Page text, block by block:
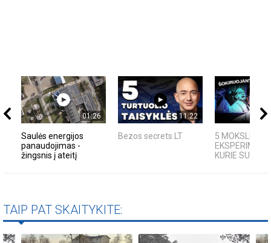
01:26
Saulės energijos
panaudojimas -
žingsnis į ateitį
11:22
Bezos secrets LT
5 MOKSLINIAI
KURIE
TAIP PAT SKAITYKITE: